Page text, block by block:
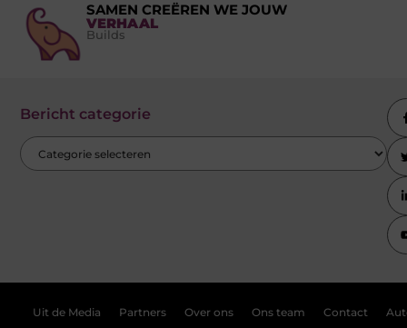
SAMEN CREËREN WE JOUW
VERHAAL
Builds
Bericht categorie
Uit de Media Partners Over ons Ons team Contact